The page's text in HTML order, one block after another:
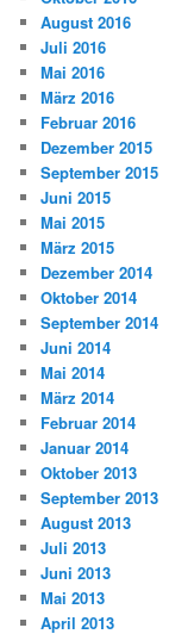
August 2016
Juli 2016
Mai 2016
März 2016
Februar 2016
Dezember 2015
September 2015
Juni 2015
Mai 2015
März 2015
Dezember 2014
Oktober 2014
September 2014
Juni 2014
Mai 2014
März 2014
Februar 2014
Januar 2014
Oktober 2013
September 2013
August 2013
Juli 2013
Juni 2013
Mai 2013
April 2013